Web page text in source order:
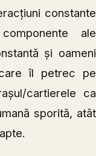
constante
ale
și oameni
îl petrec pe
cartierele ca
sporită, atât